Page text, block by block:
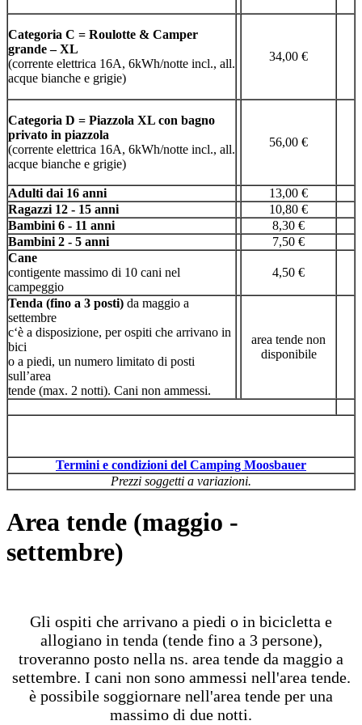
Categoria C = Roulotte & Camper
grande – XL
(corrente elettrica 16A, 6kWh/notte incl., all.
acque bianche e grigie)
34,00 €
Categoria D = Piazzola XL con bagno
privato in piazzola
(corrente elettrica 16A, 6kWh/notte incl., all.
acque bianche e grigie)
56,00 €
Adulti dai 16 anni
13,00 €
Ragazzi 12 - 15 anni
10,80 €
Bambini 6 - 11 anni
8,30 €
Bambini 2 - 5 anni
7,50 €
Cane
contigente massimo di 10 cani nel
campeggio
4,50 €
Tenda (fino a 3 posti) da maggio a
settembre
c‘è a disposizione, per ospiti che arrivano in
bici
o a piedi, un numero limitato di posti
sull’area
tende (max. 2 notti). Cani non ammessi.
area tende non
disponibile
Termini e condizioni del Camping Moosbauer
Prezzi soggetti a variazioni.
Area tende (maggio -
settembre)
Gli ospiti che arrivano a piedi o in bicicletta e
allogiano in tenda (tende fino a 3 persone),
troveranno posto nella ns. area tende da maggio a
settembre. I cani non sono ammessi nell'area tende.
è possibile soggiornare nell'area tende per una
massimo di due notti.